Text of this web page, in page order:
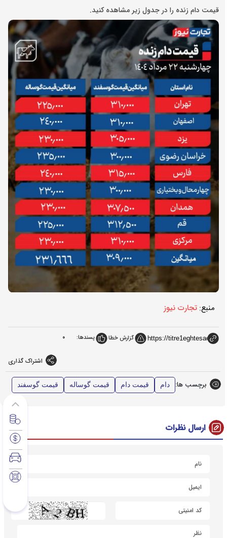
قیمت دام زنده را در جدول زیر مشاهده کنید.
منبع: تجارت نیوز
گزارش خطا پسندها: 0
اشتراک گذاری
برچسب ها: دام قیمت دام قیمت گوساله قیمت گوسفند
ارسال نظرات